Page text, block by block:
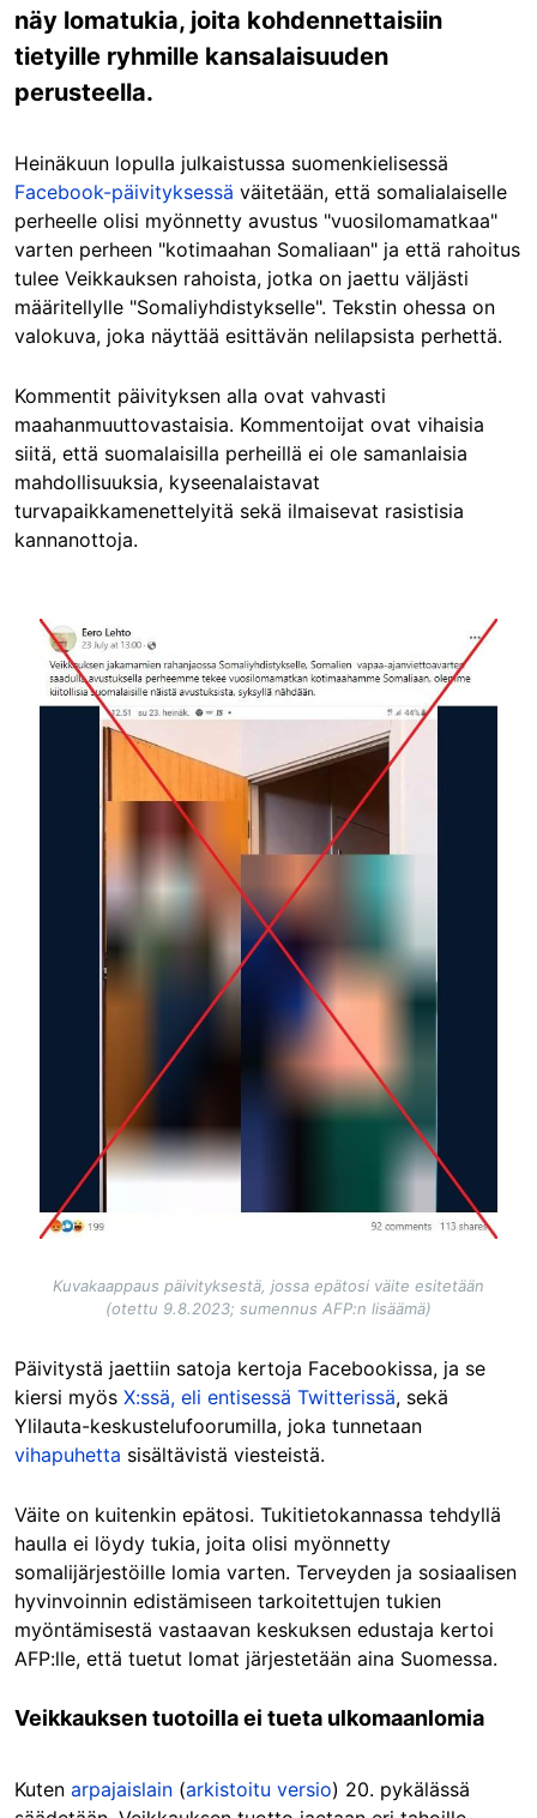
näy lomatukia, joita kohdennettaisiin
tietyille ryhmille kansalaisuuden
perusteella.
Heinäkuun lopulla julkaistussa suomenkielisessä
Facebook-päivityksessä väitetään, että somalialaiselle
perheelle olisi myönnetty avustus "vuosilomamatkaa"
varten perheen "kotimaahan Somaliaan" ja että rahoitus
tulee Veikkauksen rahoista, jotka on jaettu väljästi
määritellylle "Somaliyhdistykselle". Tekstin ohessa on
valokuva, joka näyttää esittävän nelilapsista perhettä.
Kommentit päivityksen alla ovat vahvasti
maahanmuuttovastaisia. Kommentoijat ovat vihaisia
siitä, että suomalaisilla perheillä ei ole samanlaisia
mahdollisuuksia, kyseenalaistavat
turvapaikkamenettelyitä sekä ilmaisevat rasistisia
kannanottoja.
Image
Kuvakaappaus päivityksestä, jossa epätosi väite esitetään
(otettu 9.8.2023; sumennus AFP:n lisäämä)
Päivitystä jaettiin satoja kertoja Facebookissa, ja se
kiersi myös X:ssä, eli entisessä Twitterissä, sekä
Ylilauta-keskustelufoorumilla, joka tunnetaan
vihapuhetta sisältävistä viesteistä.
Väite on kuitenkin epätosi. Tukitietokannassa tehdyllä
haulla ei löydy tukia, joita olisi myönnetty
somalijärjestöille lomia varten. Terveyden ja sosiaalisen
hyvinvoinnin edistämiseen tarkoitettujen tukien
myöntämisestä vastaavan keskuksen edustaja kertoi
AFP:lle, että tuetut lomat järjestetään aina Suomessa.
Veikkauksen tuotoilla ei tueta ulkomaanlomia
Kuten arpajaislain (arkistoitu versio) 20. pykälässä